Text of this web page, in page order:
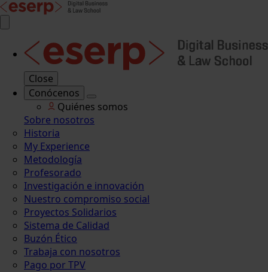
Close
Conócenos
Quiénes somos
Sobre nosotros
Historia
My Experience
Metodología
Profesorado
Investigación e innovación
Nuestro compromiso social
Proyectos Solidarios
Sistema de Calidad
Buzón Ético
Trabaja con nosotros
Pago por TPV